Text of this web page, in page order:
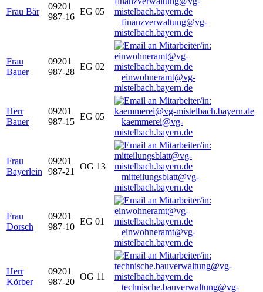
Frau Bär
09201
987-16
EG 05
finanzverwaltung@vg-
mistelbach.bayern.de
Frau
Bauer
09201
987-28
EG 02
einwohneramt@vg-
mistelbach.bayern.de
Herr
Bauer
09201
987-15
EG 05
kaemmerei@vg-
mistelbach.bayern.de
Frau
Bayerlein
09201
987-21
OG 13
mitteilungsblatt@vg-
mistelbach.bayern.de
Frau
Dorsch
09201
987-10
EG 01
einwohneramt@vg-
mistelbach.bayern.de
Herr
Körber
09201
987-20
OG 11
technische.bauverwaltung@vg-